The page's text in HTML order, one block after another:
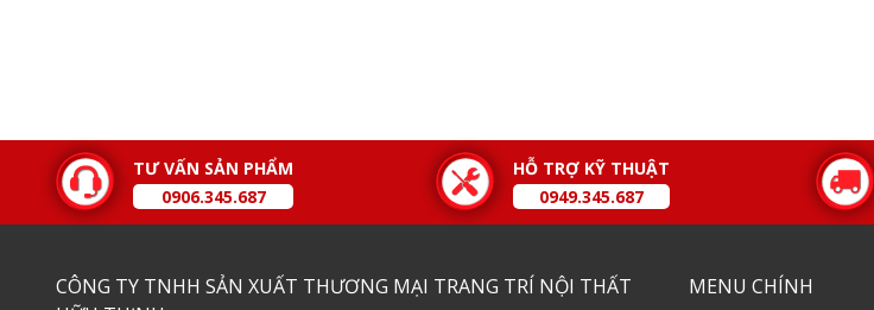
TƯ VẤN SẢN PHẨM
0906.345.687
HỖ TRỢ KỸ THUẬT
0949.345.687
CÔNG TY TNHH SẢN XUẤT THƯƠNG MẠI TRANG TRÍ NỘI THẤT
MENU CHÍNH